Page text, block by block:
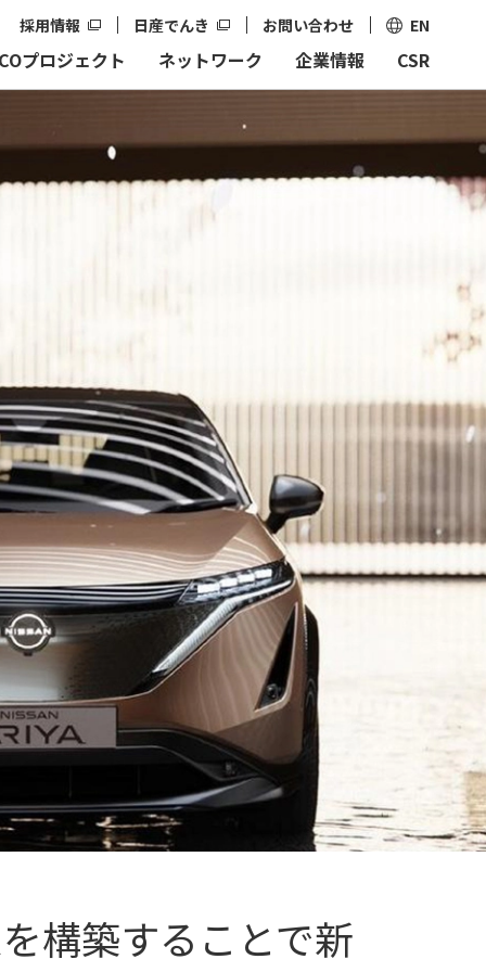
採用情報 日産でんき お問い合わせ EN
自動車事業
閉じる
プロジェクト ネットワーク 企業情報
閉じる
CSR
構築することで新